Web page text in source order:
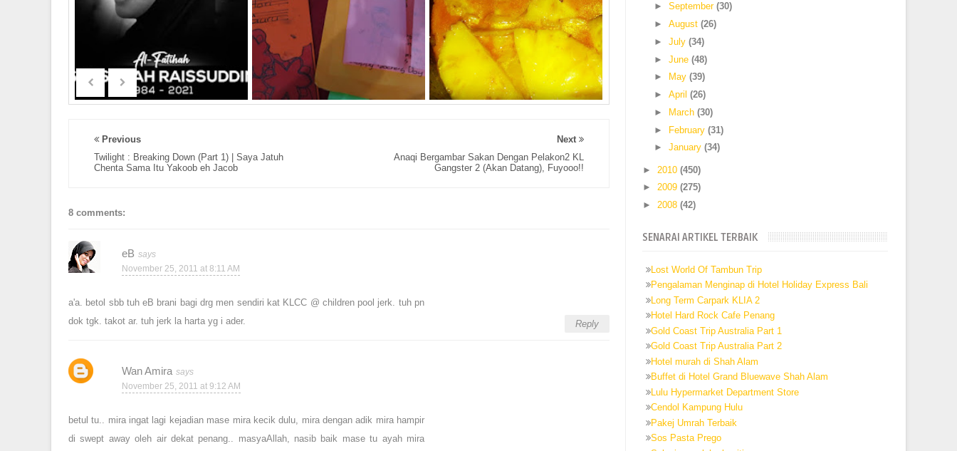
Next
Anaqi Bergambar Sakan Dengan Pelakon2 KL
Gangster 2 (Akan Datang), Fuyooo!!
Previous
Twilight : Breaking Down (Part 1) | Saya Jatuh
Chenta Sama Itu Yakoob eh Jacob
8 comments:
eB
November 25, 2011 at 8:11 AM
a'a. betol sbb tuh eB brani bagi drg men sendiri kat KLCC @ children pool jerk. tuh pn
dok tgk. takot ar. tuh jerk la harta yg i ader.
Reply
Wan Amira
November 25, 2011 at 9:12 AM
betul tu.. mira ingat lagi kejadian mase mira kecik dulu, mira dengan adik mira hampir
di swept away oleh air dekat penang.. masyaAllah, nasib baik mase tu ayah mira
► September (30)
► August (26)
► July (34)
► June (48)
►
May (39)
► April (26)
►
March (30)
► February (31)
► January (34)
► 2010(450)
►2009(275)
►2008(42)
SENARAI ARTIKEL TERBAIK
Lost World Of Tambun Trip
Pengalaman Menginap di Hotel Holiday Express Bali
Long Term Carpark KLIA 2
Hotel Hard Rock Cafe Penang
Gold Coast Trip Australia Part 1
Gold Coast Trip Australia Part 2
Hotel murah di Shah Alam
Buffet di Hotel Grand Bluewave Shah Alam
Lulu Hypermarket Department Store
Cendol Kampung Hulu
Pakej Umrah Terbaik
Sos Pasta Prego